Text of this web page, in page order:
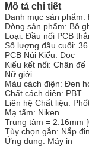
Mô tả chi tiết
Danh mục sản
Dòng sản phẩm: Bộ
Loại: Đầu nối PCB
Số lượng đầu cuối: 36
PCB Núi Kiểu: Dọc
Kiểu kết nối: Chân đế
Nữ giới
Màu cách điện: Đen
Chất cách điện: PBT
Liên hệ Chất liệu:
Mạ tấm: Niken
Trung tâm = 2.16mm
Tùy chọn gắn: Nắp
Ứng dụng: Máy in